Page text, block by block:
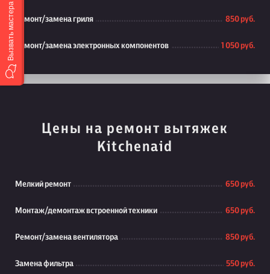
Ремонт/замена гриля 850 руб.
Ремонт/замена электронных компонентов 1 050 руб.
Цены на ремонт вытяжек
Kitchenaid
Мелкий ремонт 650 руб.
Монтаж/демонтаж встроенной техники 650 руб.
Ремонт/замена вентилятора 850 руб.
Замена фильтра 550 руб.
Вызвать мастера